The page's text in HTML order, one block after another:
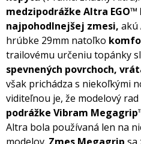
medzipodrážke Altra EGO™
najpohodlnejšej zmesi, akú
hrúbke 29mm natoľko
trailovému určeniu topánky
spevnených povrchoch,
však prichádza s niekoľkými
viditeľnou je, že modelový
podrážke Vibram
Altra bola používaná len na
modelov. Zmes Megagrip sa